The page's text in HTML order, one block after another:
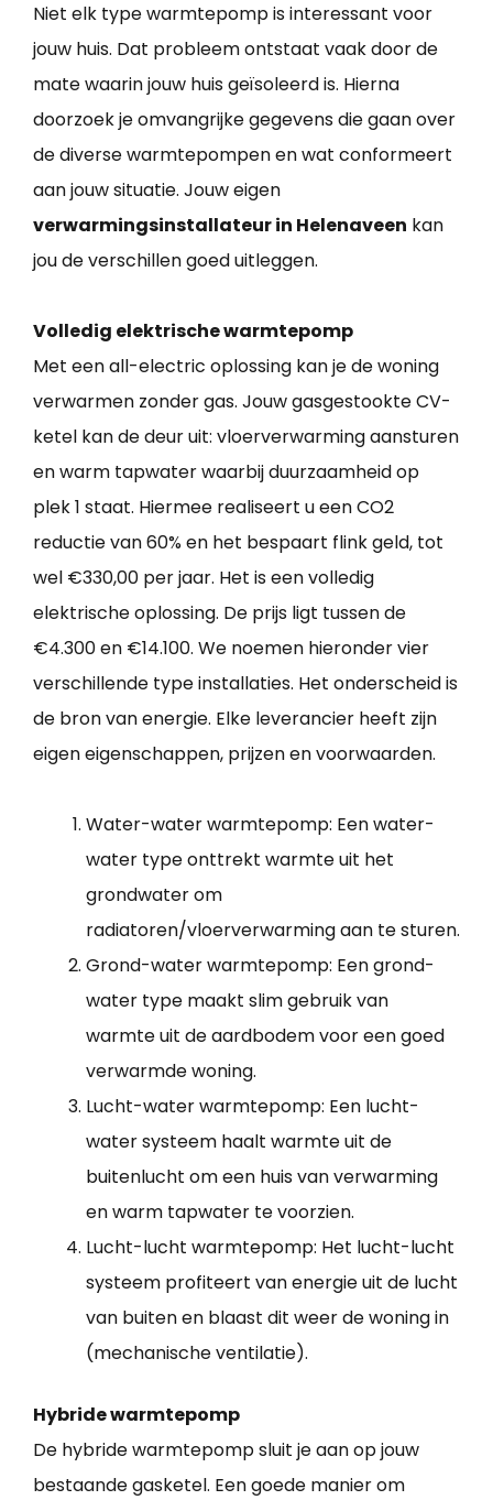
Niet elk type warmtepomp is interessant voor
jouw huis. Dat probleem ontstaat vaak door de
mate waarin jouw huis geïsoleerd is. Hierna
doorzoek je omvangrijke gegevens die gaan over
de diverse warmtepompen en wat conformeert
aan jouw situatie. Jouw eigen
verwarmingsinstallateur in Helenaveen kan
jou de verschillen goed uitleggen.
Volledig elektrische warmtepomp
Met een all-electric oplossing kan je de woning
verwarmen zonder gas. Jouw gasgestookte CV-
ketel kan de deur uit: vloerverwarming aansturen
en warm tapwater waarbij duurzaamheid op
plek 1 staat. Hiermee realiseert u een CO2
reductie van 60% en het bespaart flink geld, tot
wel €330,00 per jaar. Het is een volledig
elektrische oplossing. De prijs ligt tussen de
€4.300 en €14.100. We noemen hieronder vier
verschillende type installaties. Het onderscheid is
de bron van energie. Elke leverancier heeft zijn
eigen eigenschappen, prijzen en voorwaarden.
Water-water warmtepomp: Een water-
water type onttrekt warmte uit het
grondwater om
radiatoren/vloerverwarming aan te sturen.
Grond-water warmtepomp: Een grond-
water type maakt slim gebruik van
warmte uit de aardbodem voor een goed
verwarmde woning.
Lucht-water warmtepomp: Een lucht-
water systeem haalt warmte uit de
buitenlucht om een huis van verwarming
en warm tapwater te voorzien.
Lucht-lucht warmtepomp: Het lucht-lucht
systeem profiteert van energie uit de lucht
van buiten en blaast dit weer de woning in
(mechanische ventilatie).
Hybride warmtepomp
De hybride warmtepomp sluit je aan op jouw
bestaande gasketel. Een goede manier om